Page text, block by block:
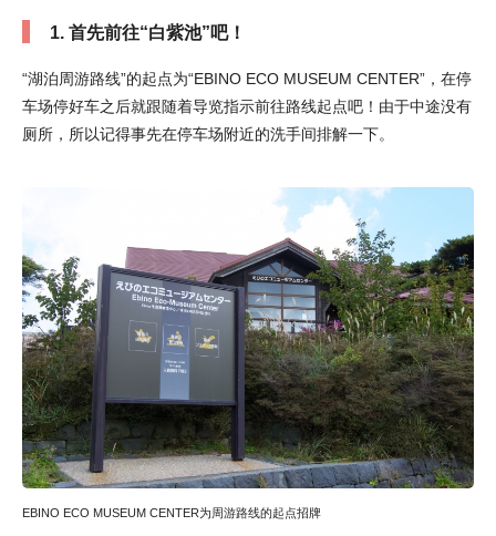
1. 首先前往“白紫池”吧！
“湖泊周游路线”的起点为“EBINO ECO MUSEUM CENTER”，在停
车场停好车之后就跟随着导览指示前往路线起点吧！由于中途没有
厕所，所以记得事先在停车场附近的洗手间排解一下。
EBINO ECO MUSEUM CENTER为周游路线的起点招牌